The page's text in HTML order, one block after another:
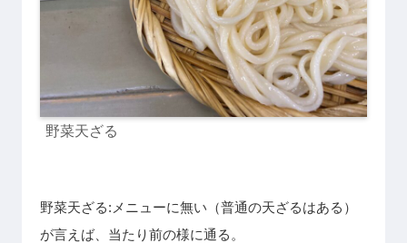
野菜天ざる
野菜天ざる:メニューに無い（普通の天ざるはある）
が言えば、当たり前の様に通る。